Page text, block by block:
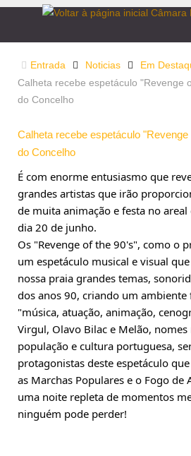
Entrada Noticias
Em
Calheta recebe espetáculo "Revenge
do Concelho
Calheta recebe espetáculo
do Concelho
É com enorme entusiasmo que
grandes artistas que irão
de muita animação e festa no areal
dia 20 de junho.
Os "Revenge of the 90's", como o
um espetáculo musical e visual
nossa praia grandes temas,
dos anos 90, criando um
"música, atuação, animação,
Virgul, Olavo Bilac e Melão,
população e cultura portuguesa,
protagonistas deste espetáculo
as Marchas Populares e o Fogo
uma noite repleta de momentos
ninguém pode perder!